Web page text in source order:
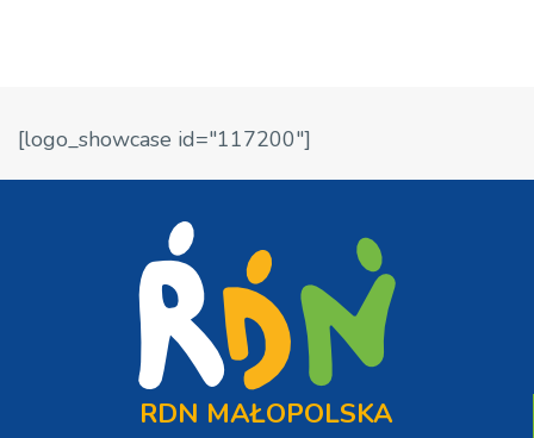
[logo_showcase id="117200"]
RDN MAŁOPOLSKA